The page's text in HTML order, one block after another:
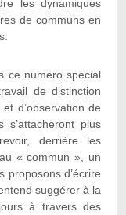
les dynamiques
de communs en
ce numéro spécial
de distinction
d’observation de
s’attacheront plus
derrière les
« commun », un
proposons d’écrire
suggérer à la
à travers des